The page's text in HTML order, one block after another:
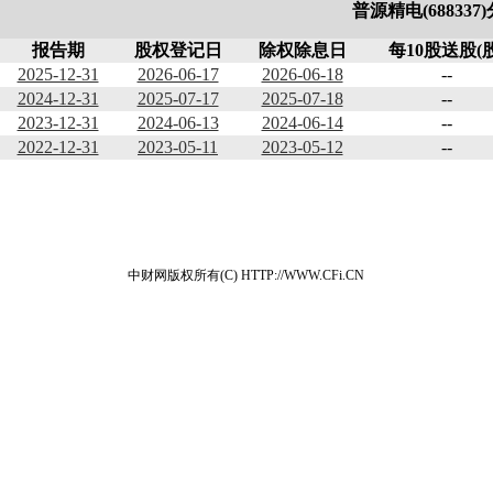
普源精电(688337)
报告期 股权登记日 除权除息日
每10股送股(
2025-12-31
2026-06-17 2026-06-18
--
2024-12-31
2025-07-17 2025-07-18
--
2023-12-31
2024-06-13 2024-06-14
--
2022-12-31
2023-05-11 2023-05-12 --
中财网版权所有(C) HTTP://WWW.CFi.CN